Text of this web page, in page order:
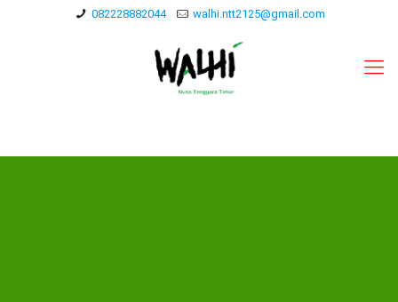
082228882044 walhi.ntt2125@gmail.com